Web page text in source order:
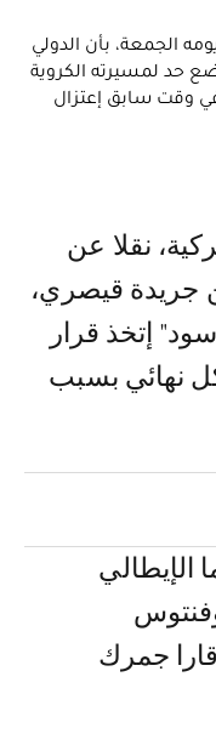
الجمعة، بأن الدولي
حد لمسيرته الكروية
وقت سابق إعتزال
جريدة قيصري،
إتخذ قرار
نهائي بسبب
الإيطالي
جمرك